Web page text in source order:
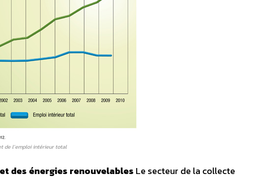
de l’emploi intérieur total
des énergies renouvelables Le secteur de la collecte